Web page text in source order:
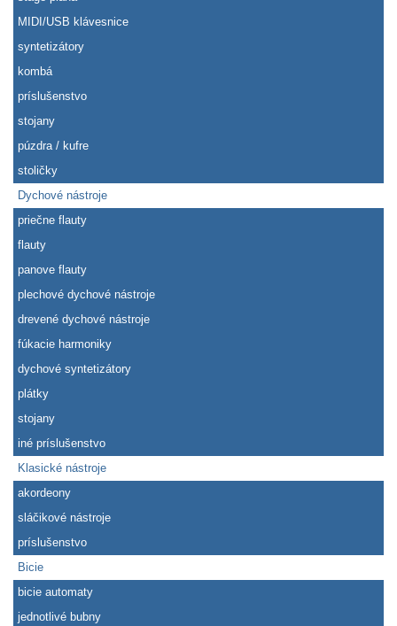
MIDI/USB klávesnice
syntetizátory
kombá
príslušenstvo
stojany
púzdra / kufre
stoličky
Dychové nástroje
priečne flauty
flauty
panove flauty
plechové dychové nástroje
drevené dychové nástroje
fúkacie harmoniky
dychové syntetizátory
plátky
stojany
iné príslušenstvo
Klasické nástroje
akordeony
sláčikové nástroje
príslušenstvo
Bicie
bicie automaty
jednotlivé bubny